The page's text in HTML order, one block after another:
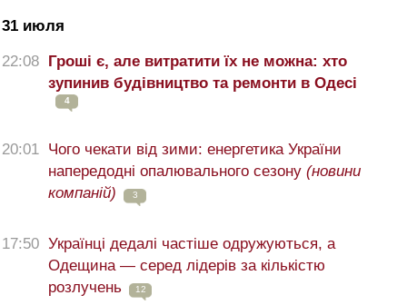
31 июля
22:08 Гроші є, але витратити їх не можна: хто
зупинив будівництво та ремонти в Одесі
4
20:01
Чого чекати від зими: енергетика України
напередодні опалювального сезону (новини
компаній)
3
17:50 Українці дедалі частіше одружуються, а
Одещина — серед лідерів за кількістю
розлучень
12